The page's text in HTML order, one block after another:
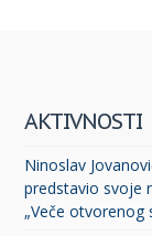
AKTIVNOSTI
Ninoslav
predstavio svoje
„Veče otvorenog